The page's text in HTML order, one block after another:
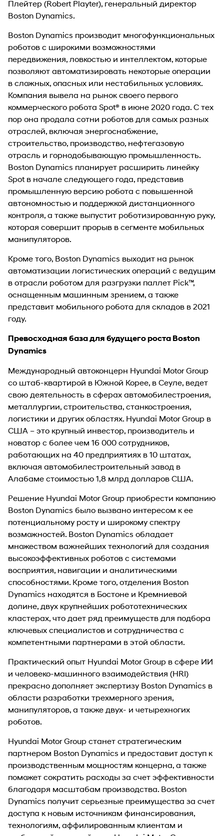
Плейтер (Robert Playter), генеральный директор
Boston Dynamics.
Boston Dynamics производит многофункциональных
роботов с широкими возможностями
передвижения, ловкостью и интеллектом, которые
позволяют автоматизировать некоторые операции
в сложных, опасных или нестабильных условиях.
Компания вывела на рынок своего первого
коммерческого робота Spot® в июне 2020 года. C тех
пор она продала сотни роботов для самых разных
отраслей, включая энергоснабжение,
строительство, производство, нефтегазовую
отрасль и горнодобывающую промышленность.
Boston Dynamics планирует расширить линейку
Spot в начале следующего года, представив
промышленную версию робота с повышенной
автономностью и поддержкой дистанционного
контроля, а также выпустит роботизированную руку,
которая совершит прорыв в сегменте мобильных
манипуляторов.
Кроме того, Boston Dynamics выходит на рынок
автоматизации логистических операций с ведущим
в отрасли роботом для разгрузки паллет Pick™,
оснащенным машинным зрением, а также
представит мобильного робота для складов в 2021
году.
Превосходная база для будущего роста Boston
Dynamics
Международный автоконцерн Hyundai Motor Group
со штаб-квартирой в Южной Корее, в Сеуле, ведет
свою деятельность в сферах автомобилестроения,
металлургии, строительства, станкостроения,
логистики и других областях. Hyundai Motor Group в
США – это крупный инвестор, производитель и
новатор с более чем 16 000 сотрудников,
работающих на 40 предприятиях в 10 штатах,
включая автомобилестроительный завод в
Алабаме стоимостью 1,8 млрд долларов США.
Решение Hyundai Motor Group приобрести компанию
Boston Dynamics было вызвано интересом к ее
потенциальному росту и широкому спектру
возможностей. Boston Dynamics обладает
множеством важнейших технологий для создания
высокоэффективных роботов с системами
восприятия, навигации и аналитическими
способностями. Кроме того, отделения Boston
Dynamics находятся в Бостоне и Кремниевой
долине, двух крупнейших робототехнических
кластерах, что дает ряд преимуществ для подбора
ключевых специалистов и сотрудничества с
компетентными партнерами в этой области.
Практический опыт Hyundai Motor Group в сфере ИИ
и человеко-машинного взаимодействия (HRI)
прекрасно дополняет экспертизу Boston Dynamics в
области разработки трехмерного зрения,
манипуляторов, а также двух- и четырехногих
роботов.
Hyundai Motor Group станет стратегическим
партнером Boston Dynamics и предоставит доступ к
производственным мощностям концерна, а также
поможет сократить расходы за счет эффективности
благодаря масштабам производства. Boston
Dynamics получит серьезные преимущества за счет
доступа к новым источникам финансирования,
технологиям, аффилированным клиентам и